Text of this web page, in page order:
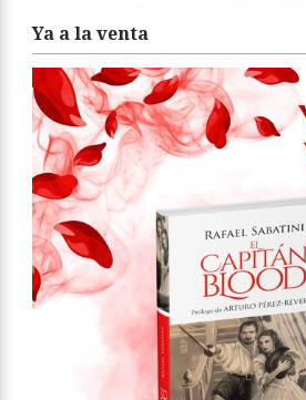
Ya a la venta